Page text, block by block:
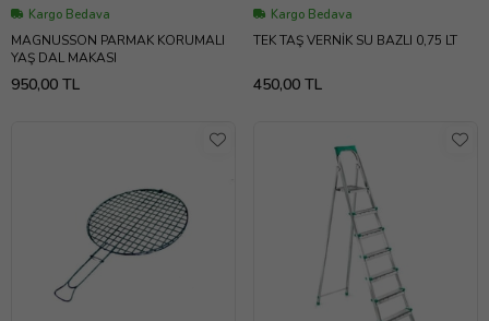
Kargo Bedava
MAGNUSSON PARMAK KORUMALI
YAŞ DAL MAKASI
950,00 TL
Kargo Bedava
TEK TAŞ VERNİK SU BAZLI 0,75 LT
450,00 TL